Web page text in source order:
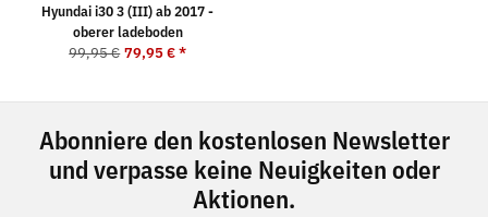
Hyundai i30 3 (III) ab 2017 -
oberer ladeboden
99,95 € 79,95 €*
Abonniere den kostenlosen Newsletter
und verpasse keine Neuigkeiten oder
Aktionen.